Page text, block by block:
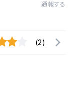
通報する
(2)